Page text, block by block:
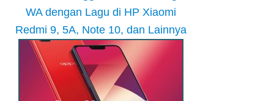
WA dengan Lagu di HP Xiaomi
Redmi 9, 5A, Note 10, dan Lainnya